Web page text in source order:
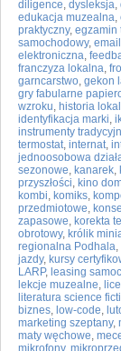
diligence, dysleksja,
edukacja muzealna,
praktyczny, egzamin
samochodowy,
elektroniczna,
franczyza lokalna,
garncarstwo, gekon
gry fabularne
wzroku, historia
identyfikacja marki,
instrumenty
termostat, internat,
jednoosobowa
sezonowe, kanarek,
przyszłości, kino
kombi, komiks,
przedmiotowe,
zapasowe, korekta
obrotowy, królik
regionalna Podhala,
jazdy, kursy
LARP, leasing
lekcje muzealne,
literatura science
biznes, low-code,
marketing szeptany,
maty węchowe,
mikrofony,